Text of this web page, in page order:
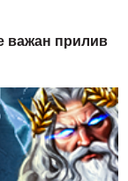
важан прилив